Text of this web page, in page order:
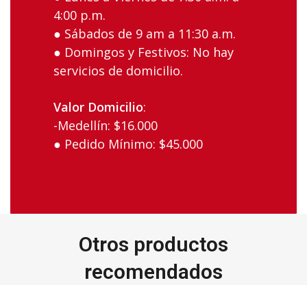
‌4:00‌ ‌p.m.‌ ‌
● Sábados‌ ‌de‌ ‌9 am‌ ‌a‌ ‌11:30 a.m. ‌
● Domingos‌ ‌y‌ ‌Festivos:‌ ‌No‌ ‌hay‌
‌servicios‌ ‌de‌ ‌domicilio.‌ ‌
Valor‌ ‌Domicilio:‌
-Medellín:‌ ‌$16.000‌ ‌ ‌
● Pedido‌ ‌Mínimo:‌ ‌$45.000‌
Otros productos
recomendados